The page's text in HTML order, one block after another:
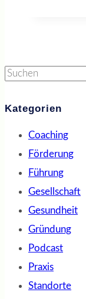
Suchen
Kategorien
Coaching
Förderung
Führung
Gesellschaft
Gesundheit
Gründung
Podcast
Praxis
Standorte